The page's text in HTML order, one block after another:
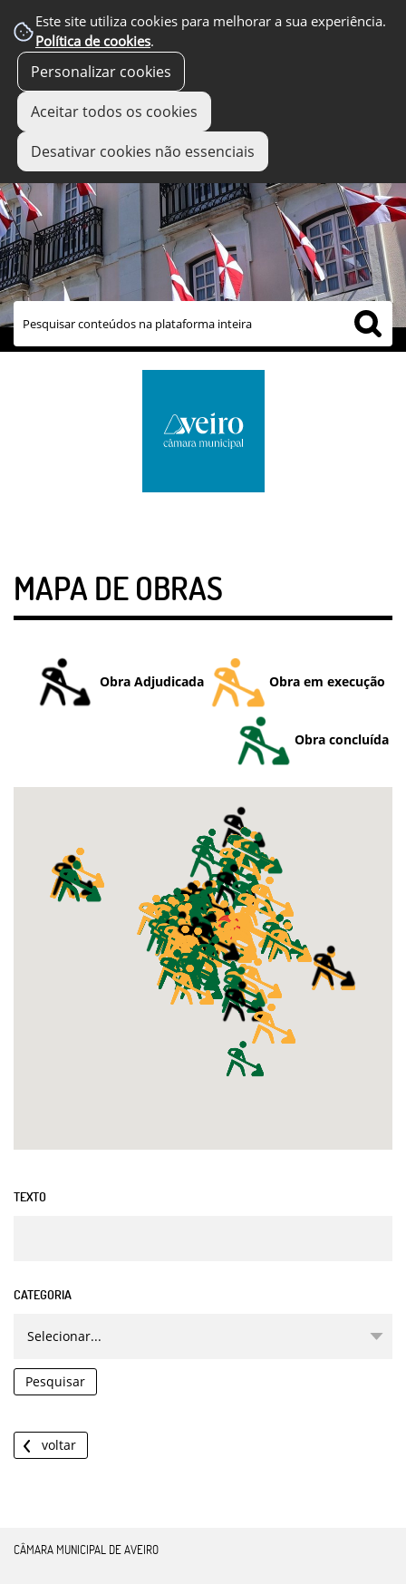
Este site utiliza cookies para melhorar a sua experiência.
Política de cookies.
Personalizar cookies
Aceitar todos os cookies
Desativar cookies não essenciais
links úteis
MAPA DE OBRAS
Obra Adjudicada Obra em execução
Obra concluída
TEXTO
CATEGORIA
Pesquisar
voltar
CÂMARA MUNICIPAL DE AVEIRO